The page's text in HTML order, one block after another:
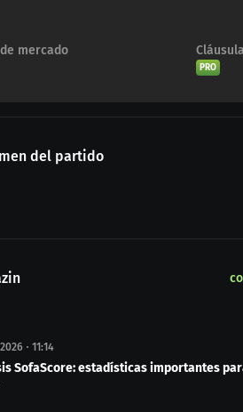
mercado
PRO
del partido
11:14
SofaScore: estadísticas importantes